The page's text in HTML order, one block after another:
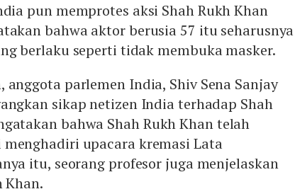
pun memprotes aksi Shah Rukh Khan
bahwa aktor berusia 57 itu seharusnya
berlaku seperti tidak membuka masker.
parlemen India, Shiv Sena Sanjay
sikap netizen India terhadap Shah
bahwa Shah Rukh Khan telah
upacara kremasi Lata
itu, seorang profesor juga menjelaskan
Khan.